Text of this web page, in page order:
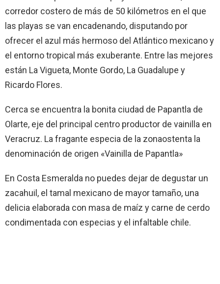
corredor costero de más de 50 kilómetros en el que
las playas se van encadenando, disputando por
ofrecer el azul más hermoso del Atlántico mexicano y
el entorno tropical más exuberante. Entre las mejores
están La Vigueta, Monte Gordo, La Guadalupe y
Ricardo Flores.
Cerca se encuentra la bonita ciudad de Papantla de
Olarte, eje del principal centro productor de vainilla en
Veracruz. La fragante especia de la zonaostenta la
denominación de origen «Vainilla de Papantla»
En Costa Esmeralda no puedes dejar de degustar un
zacahuil, el tamal mexicano de mayor tamaño, una
delicia elaborada con masa de maíz y carne de cerdo
condimentada con especias y el infaltable chile.